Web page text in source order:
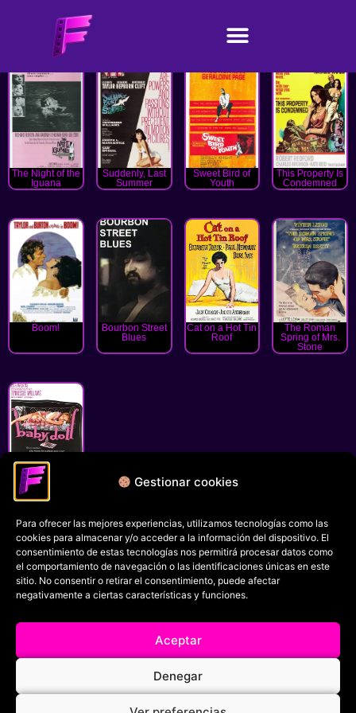
Gestionar cookies
Para ofrecer las mejores experiencias, utilizamos tecnologías como las
cookies para almacenar y/o acceder a la información del dispositivo. El
consentimiento de estas tecnologías nos permitirá procesar datos como
el comportamiento de navegación o las identificaciones únicas en este
sitio. No consentir o retirar el consentimiento, puede afectar
negativamente a ciertas características y funciones.
Aceptar
Denegar
The Night of the
Iguana
Suddenly, Last
Summer
Sweet Bird of
Youth
This Property Is
Condemned
Boom!
Bourbon Street
Blues
Cat on a Hot Tin
Roof
The Roman
Spring of Mrs.
Stone
Baby Doll
Política de privacidad
Términos y condiciones
Política de cookies
Aviso Legal
Filmaniak (2026)